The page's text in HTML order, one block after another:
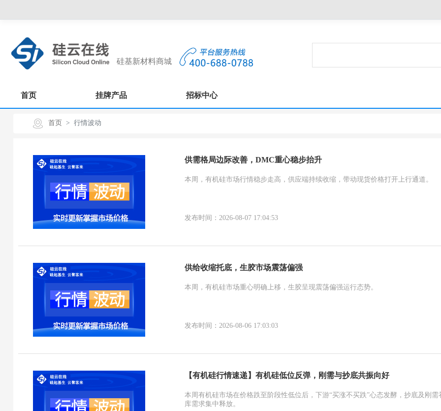
硅基新材料商城
首页 挂牌产品 招标中心
首页 行情波动
供需格局边际改善，DMC重心稳步抬升
本周，有机硅市场行情稳步走高，供应端持续收缩，带动现货价格打开上行通道。
发布时间：2026-08-07 17:04:53
供给收缩托底，生胶市场震荡偏强
本周，有机硅市场重心明确上移，生胶呈现震荡偏强运行态势。
发布时间：2026-08-06 17:03:03
【有机硅行情速递】有机硅低位反弹，刚需与抄底共振向好
本周有机硅市场在价格跌至阶段性低位后，下游“买涨不买跌”心态发酵，抄底及刚需
库需求集中释放。